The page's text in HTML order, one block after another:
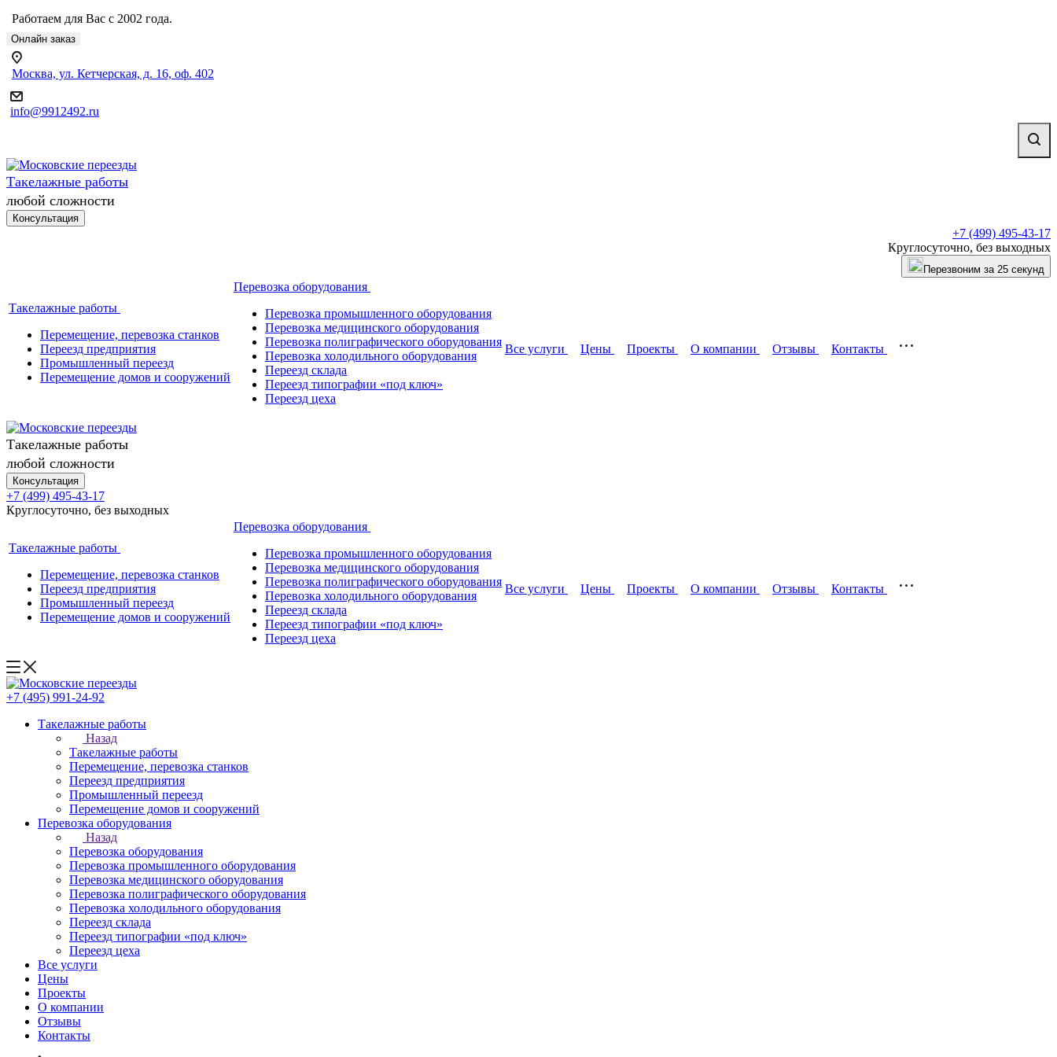
Работаем для Вас с 2002 года.
Онлайн заказ
Москва, ул. Кетчерская, д. 16, оф. 402
info@9912492.ru
Такелажные работы
любой сложности
Консультация
+7 (499) 495-43-17
Круглосуточно, без выходных
Перезвоним за 25 секунд
Такелажные работы
Перемещение, перевозка станков
Переезд предприятия
Промышленный переезд
Перемещение домов и сооружений
Перевозка оборудования
Перевозка промышленного оборудования
Перевозка медицинского оборудования
Перевозка полиграфического оборудования
Перевозка холодильного оборудования
Переезд склада
Переезд типографии «под ключ»
Переезд цеха
Все услуги Цены Проекты О компании Отзывы Контакты
Такелажные работы
любой сложности
Консультация
+7 (499) 495-43-17
Круглосуточно, без выходных
Такелажные работы
Перемещение, перевозка станков
Переезд предприятия
Промышленный переезд
Перемещение домов и сооружений
Перевозка оборудования
Перевозка промышленного оборудования
Перевозка медицинского оборудования
Перевозка полиграфического оборудования
Перевозка холодильного оборудования
Переезд склада
Переезд типографии «под ключ»
Переезд цеха
Все услуги Цены Проекты О компании Отзывы Контакты
+7 (495) 991-24-92
Такелажные работы
Назад
Такелажные работы
Перемещение, перевозка станков
Переезд предприятия
Промышленный переезд
Перемещение домов и сооружений
Перевозка оборудования
Назад
Перевозка оборудования
Перевозка промышленного оборудования
Перевозка медицинского оборудования
Перевозка полиграфического оборудования
Перевозка холодильного оборудования
Переезд склада
Переезд типографии «под ключ»
Переезд цеха
Все услуги
Цены
Проекты
О компании
Отзывы
Контакты